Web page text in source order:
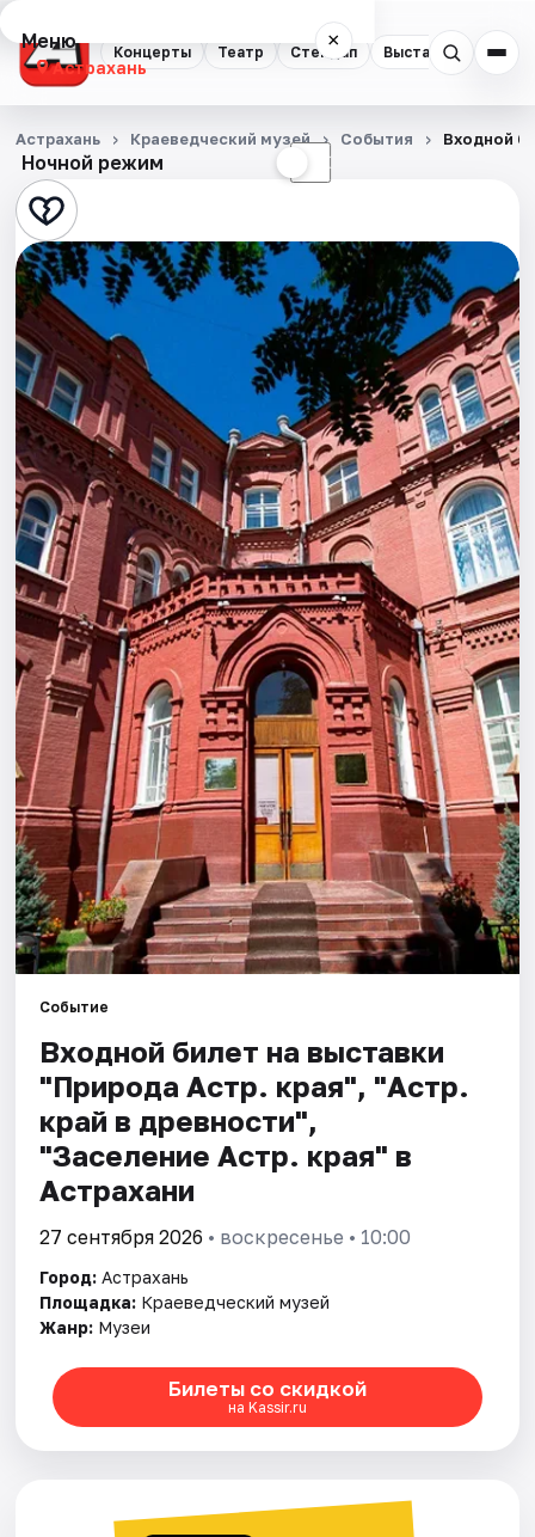
Концерты Театр Стендап Выставки
Меню ×
Астрахань
Концерты
Театр
Стендап
Выставки
Квесты
Экскурсии
Спорт
События
Города
Площадки
Артисты
Рейтинги
Ночной режим ☾
Астрахань Краеведческий музей События Входной
Событие
Входной билет на выставки
"Природа Астр. края", "Астр.
край в древности",
"Заселение Астр. края" в
Астрахани
27 сентября 2026 • воскресенье • 10:00
Город: Астрахань
Площадка: Краеведческий музей
Жанр: Музеи
Билеты со скидкой
на Kassir.ru